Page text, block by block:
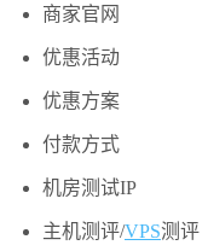
商家官网
优惠活动
优惠方案
付款方式
机房测试IP
主机测评/VPS测评